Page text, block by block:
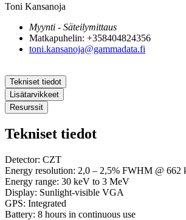
Toni Kansanoja
Myynti - Säteilymittaus
Matkapuhelin: +358404824356
toni.kansanoja@gammadata.fi
Tekniset tiedot
Lisätarvikkeet
Resurssit
Tekniset tiedot
Detector: CZT
Energy resolution: 2,0 – 2,5% FWHM @ 662
Energy range: 30 keV to 3 MeV
Display: Sunlight-visible VGA
GPS: Integrated
Battery: 8 hours in continuous use